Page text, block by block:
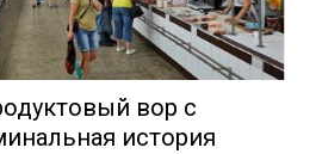
вор с
история